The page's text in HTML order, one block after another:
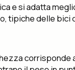
e si adatta
tipiche delle bici